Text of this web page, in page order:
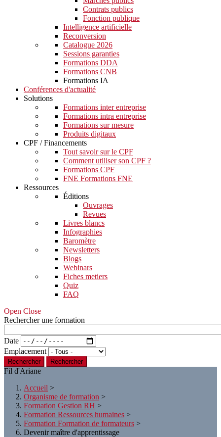
Contrats publics
Fonction publique
Intelligence artificielle
Reconversion
Catalogue 2026
Sessions garanties
Formations DDA
Formations CNB
Formations IA
Conférences d'actualité
Solutions
Formations inter entreprise
Formations intra entreprise
Formations sur mesure
Produits digitaux
CPF / Financements
Tout savoir sur le CPF
Comment utiliser son CPF ?
Formations CPF
FNE Formations FNE
Ressources
Éditions
Ouvrages
Revues
Livres blancs
Infographies
Baromètre
Newsletters
Blogs
Webinars
Fiches metiers
Quiz
FAQ
Open Close
Rechercher une formation
Date
Emplacement
Rechercher
Fil d'Ariane
Accueil >
Organisme de formation >
Formation Gestion RH >
Formation Ressources humaines >
Formation Formation de formateurs >
Devenir maître d'apprentissage